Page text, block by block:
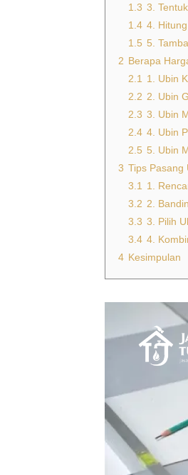
1.3 3.
1.4 4.
1.5 5.
2 Berapa
2.1
1. Ubin
2.2 2. Ubin
2.3 3. Ubin
2.4 4. Ubin
2.5 5. Ubin
3 Tips Pasang
3.1
1.
3.2 2.
3.3 3. Pilih
3.4 4.
4 Kesimpulan